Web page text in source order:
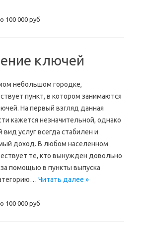
100 000 руб
ключей
небольшом городке,
пункт, в котором занимаются
На первый взгляд данная
кажется незначительной, однако
услуг всегда стабилен и
доход. В любом населенном
те, кто вынужден довольно
помощью в пункты выпуска
Читать далее »
100 000 руб